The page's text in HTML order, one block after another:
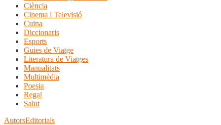
Ciència
Cinema i Televisió
Cuina
Diccionaris
Esports
Guies de Viatge
Literatura de Viatges
Manualitats
Multimèdia
Poesia
Regal
Salut
AutorsEditorials